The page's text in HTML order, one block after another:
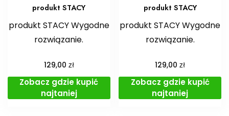
produkt STACY
produkt STACY Wygodne
rozwiązanie.
129,00 zł
Zobacz gdzie kupić
najtaniej
produkt STACY
produkt STACY Wygodne
rozwiązanie.
129,00zł
Zobacz gdzie kupić
najtaniej